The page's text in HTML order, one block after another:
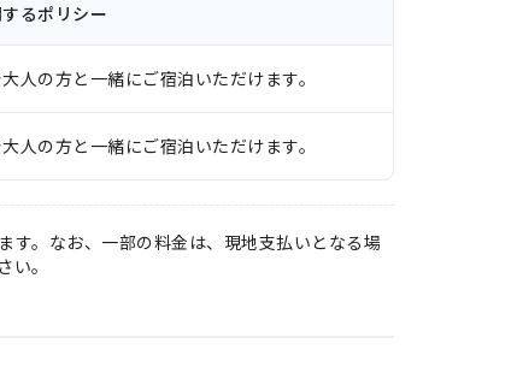
るポリシー
人の方と一緒にご宿泊いただけます。
人の方と一緒にご宿泊いただけます。
す。なお、一部の料金は、現地支払いとなる場
。